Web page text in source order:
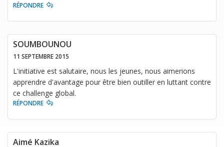
RÉPONDRE
SOUMBOUNOU
11 SEPTEMBRE 2015
L'initiative est salutaire, nous les jeunes, nous aimerions
apprendre d'avantage pour être bien outiller en luttant contre
ce challenge global.
RÉPONDRE
Aimé Kazika